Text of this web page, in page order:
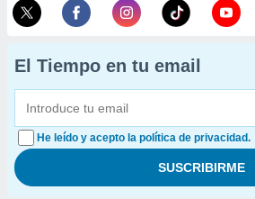
El Tiempo en tu email
He leído y acepto la política de privacidad.